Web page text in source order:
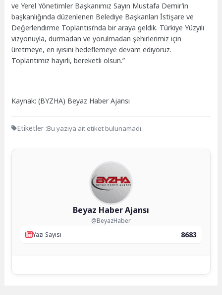
ve Yerel Yönetimler Başkanımız Sayın Mustafa Demir’in
başkanlığında düzenlenen Belediye Başkanları İstişare ve
Değerlendirme Toplantısı’nda bir araya geldik. Türkiye Yüzyılı
vizyonuyla, durmadan ve yorulmadan şehirlerimiz için
üretmeye, en iyisini hedeflemeye devam ediyoruz.
Toplantımız hayırlı, bereketli olsun.”
Kaynak: (BYZHA) Beyaz Haber Ajansı
Etiketler :Bu yazıya ait etiket bulunamadı.
Beyaz Haber Ajansı
@BeyazHaber
Yazı Sayısı
8683